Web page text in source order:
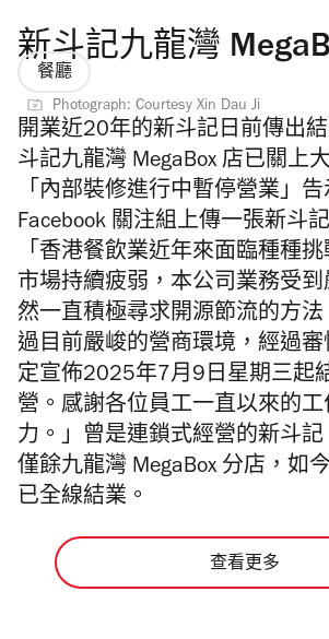
新斗記九龍灣
餐廳
Photograph: Courtesy Xin Dau Ji
開業近20年的新斗記日前傳出
斗記九龍灣 MegaBox 店已關上
「內部裝修進行中暫停營業」
Facebook 關注組上傳一張新斗
「香港餐飲業近年來面臨種種
市場持續疲弱，本公司業務受
然一直積極尋求開源節流的方
過目前嚴峻的營商環境，經過
定宣佈2025年7月9日星期三起
營。感謝各位員工一直以來的
力。」曾是連鎖式經營的新斗
僅餘九龍灣 MegaBox 分店，如
已全線結業。
查看更多